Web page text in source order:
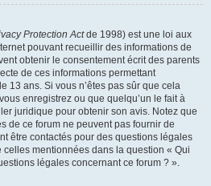
Protection Actde 1998) est une loi aux
pouvant recueillir des informations de
obtenir le consentement écrit des parents
de ces informations permettant
13 ans. Si vous n’êtes pas sûr que cela
enregistrez ou que quelqu’un le fait à
juridique pour obtenir son avis. Notez que
de ce forum ne peuvent pas fournir de
être contactés pour des questions légales
celles mentionnées dans la question « Qui
légales concernant ce forum ? ».